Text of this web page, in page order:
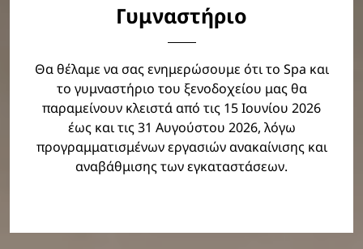
Καλώς Ήρθατε
στο Egnatia Palace Hotel
Γυμναστήριο
Θα θέλαμε να σας ενημερώσουμε ότι το Spa και
το γυμναστήριο του ξενοδοχείου μας θα
παραμείνουν κλειστά από τις 15 Ιουνίου 2026
έως και τις 31 Αυγούστου 2026, λόγω
προγραμματισμένων εργασιών ανακαίνισης και
αναβάθμισης των εγκαταστάσεων.